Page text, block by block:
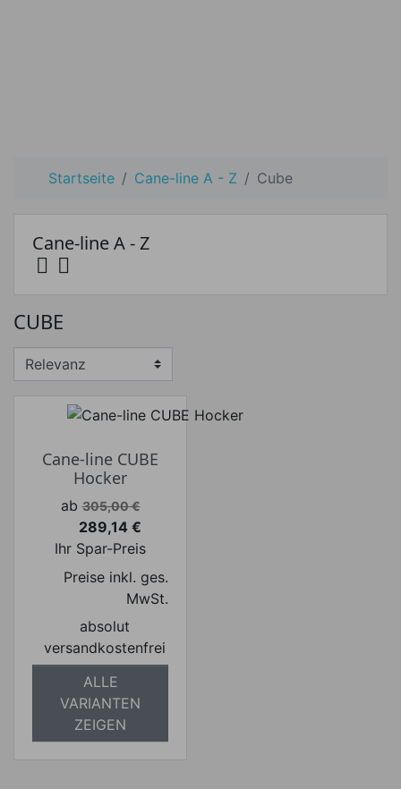
Startseite Cane-line A - Z Cube
Preis von
Cane-line A - Z
 
CUBE
Cane-line CUBE
Hocker
Verkaufspreis
ab 305,00 €
Preis
289,14 €
Ihr Spar-Preis
Preise inkl. ges.
MwSt.
absolut
versandkostenfrei
ALLE
VARIANTEN
ZEIGEN